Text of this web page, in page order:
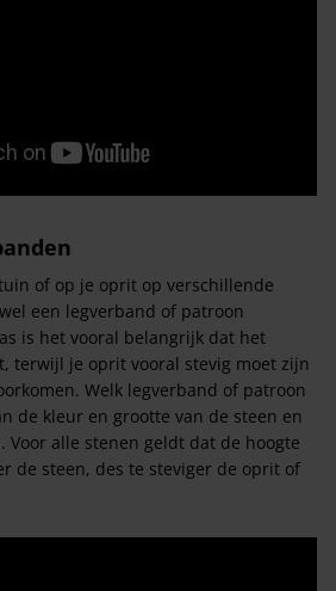
of op je oprit op verschillende
een legverband of patroon
is het vooral belangrijk dat het
terwijl je oprit vooral stevig moet zijn
Welk legverband of patroon
de kleur en grootte van de steen en
alle stenen geldt dat de hoogte
de steen, des te steviger de oprit of